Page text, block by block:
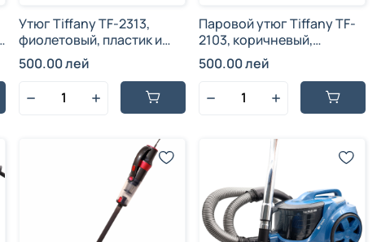
Утюг Tiffany TF-2313,
фиолетовый, пластик и
нержавеющая сталь с
нанокерамическим
покрытием,
антипригарное покрытие,
500.00 лей
Паровой утюг Tiffany TF-
2103, коричневый,
пластиковый, 260 мл,
2000 Вт
500.00 лей